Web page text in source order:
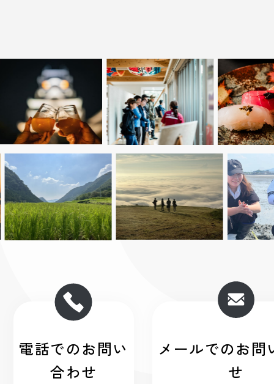
電話でのお問い
合わせ
メールでのお問
せ